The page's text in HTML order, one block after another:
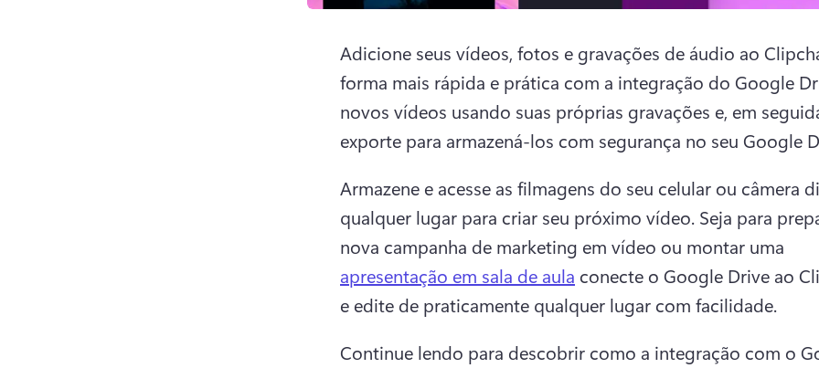
Adicione seus vídeos, fotos e gravações de áudio ao
forma mais rápida e prática com a integração do Google
novos vídeos usando suas próprias gravações e, em
exporte para armazená-los com segurança no seu Google
Armazene e acesse as filmagens do seu celular ou câmera
qualquer lugar para criar seu próximo vídeo. Seja para
nova campanha de marketing em vídeo ou montar uma
apresentação em sala de aula conecte o Google Drive ao
e edite de praticamente qualquer lugar com facilidade.
Continue lendo para descobrir como a integração com o